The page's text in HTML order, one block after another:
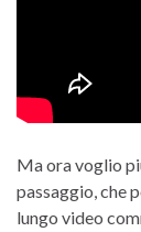
Ma ora voglio
passaggio, che
lungo video